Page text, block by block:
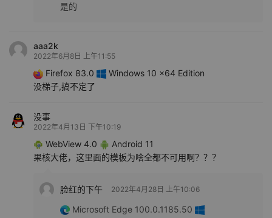
是的
aaa2k
2022年6月8日 上午11:55
Firefox 83.0
Windows 10 x64 Edition
没梯子,搞不定了
没事
2022年4月13日 下午10:19
WebView 4.0
Android 11
果核大佬，这里面的模板为啥全都不可用啊？？？
脸红的下午 2022年4月28日 上午10:06
Microsoft Edge 100.0.1185.50